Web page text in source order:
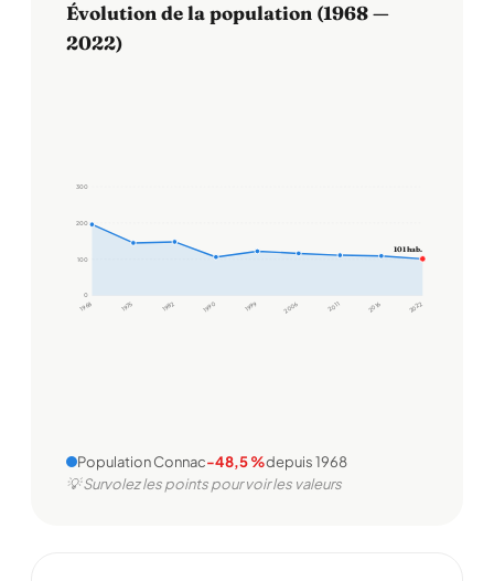
Évolution de la population (1968 —
2022)
0
100
200
300
1968 1975 1982 1990 1999 2006 2011 2016 2022
101 hab.
Population Connac-48,5 %depuis 1968
💡 Survolez les points pour voir les valeurs